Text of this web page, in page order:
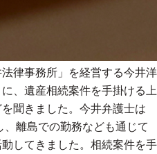
律事務所」を経営する今井洋
、遺産相続案件を手掛ける上
聞きました。今井弁護士は
離島での勤務なども通じて
してきました。相続案件を手